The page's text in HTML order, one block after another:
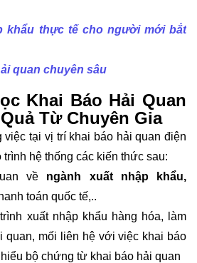
khẩu thực tế cho người mới bắt
quan chuyên sâu
Khai Báo Hải Quan
Từ Chuyên Gia
việc tại vị trí khai báo hải quan điện
hệ thống các kiến thức sau:
về ngành xuất nhập khẩu,
toán quốc tế,..
xuất nhập khẩu hàng hóa, làm
quan, mối liên hệ với việc khai báo
bộ chứng từ khai báo hải quan